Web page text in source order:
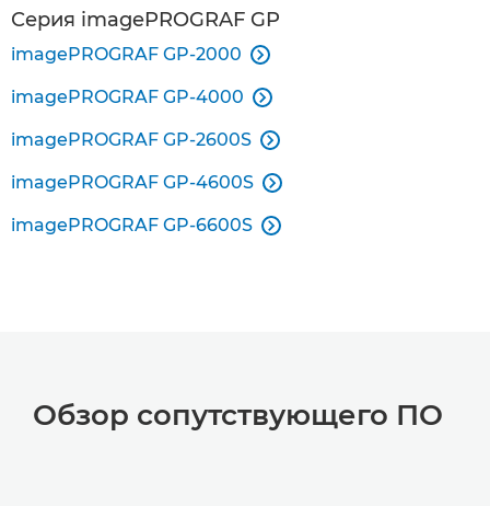
Серия imagePROGRAF GP
imagePROGRAF GP-2000 
imagePROGRAF GP-4000 
imagePROGRAF GP-2600S 
imagePROGRAF GP-4600S 
imagePROGRAF GP-6600S 
Обзор сопутствующего ПО